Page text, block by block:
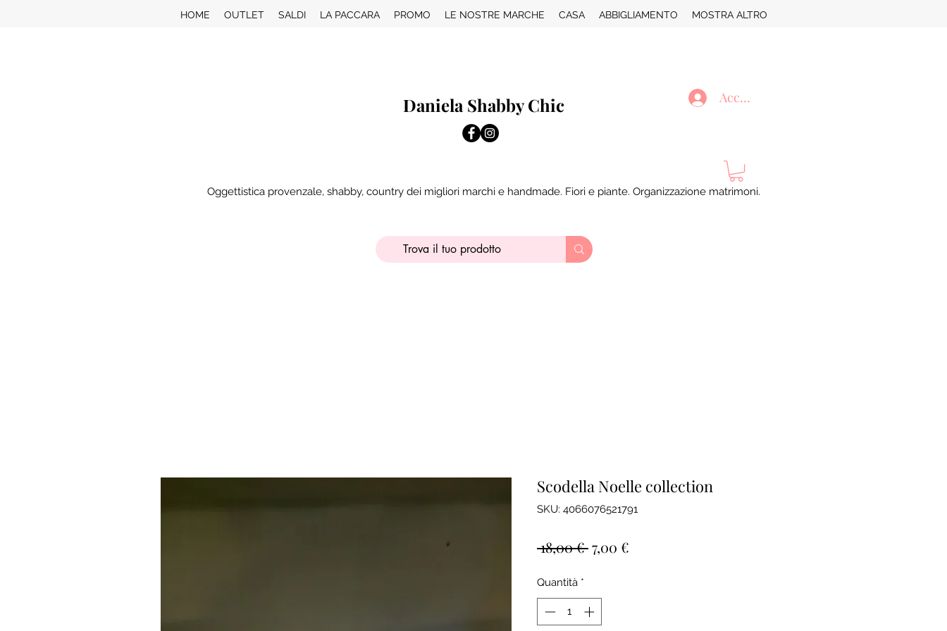
HOME OUTLET SALDI LA PACCARA PROMO LE NOSTRE MARCHE CASA ABBIGLIAMENTO MOSTRA ALTRO
Daniela Shabby Chic Accedi
Oggettistica provenzale, shabby, country dei migliori marchi e handmade. Fiori e piante. Organizzazione matrimoni.
Scodella Noelle collection
SKU: 4066076521791
18,00 € Prezzo
7,00 €
Quantità *